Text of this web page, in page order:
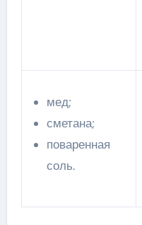
мед;
сметана;
поваренная
соль.